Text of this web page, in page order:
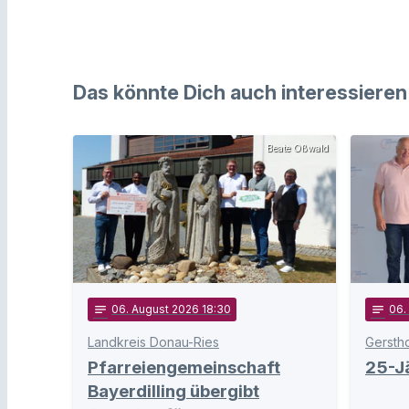
Das könnte Dich auch interessieren
Beate Oßwald
notes 06. August 2026 18:30
Landkreis Donau-Ries
Pfarreiengemeinschaft
Bayerdilling übergibt
notes 06
25-